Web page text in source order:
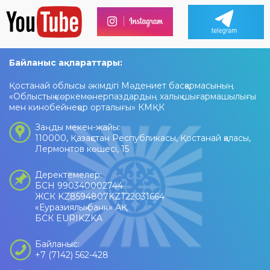
Байланыс ақпараттары:
Қостанай облысы әкімдігі Мәдениет басқармасының
«Облыстық көркемөнерпаздардың халық шығармашылығы
мен кинобейнеқор орталығы» КМҚК
Заңды мекен-жайы:
110000, Қазақстан Республикасы, Қостанай қаласы,
Лермонтов көшесі, 15
Деректемелер:
БСН 990340002744
ЖСК KZ8594807KZT22031664
«Еуразиялық банк» АҚ
БСК EURIKZKA
Байланыс:
+7 (7142) 562-428